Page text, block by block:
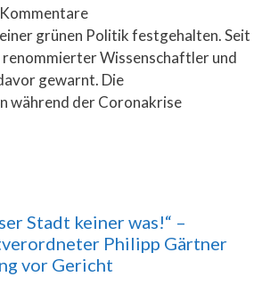
grünen Politik festgehalten. Seit
Wissenschaftler und
gewarnt. Die
während der Coronakrise
Stadt keiner was!“ –
Philipp Gärtner
vor Gericht